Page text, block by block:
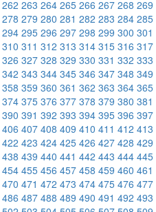
262 263 264 265 266 267 268 269
278 279 280 281 282 283 284 285
294 295 296 297 298 299 300 301
310 311 312 313 314 315 316 317
326 327 328 329 330 331 332 333
342 343 344 345 346 347 348 349
358 359 360 361 362 363 364 365
374 375 376 377 378 379 380 381
390 391 392 393 394 395 396 397
406 407 408 409 410 411 412 413
422 423 424 425 426 427 428 429
438 439 440 441 442 443 444 445
454 455 456 457 458 459 460 461
470 471 472 473 474 475 476 477
486 487 488 489 490 491 492 493